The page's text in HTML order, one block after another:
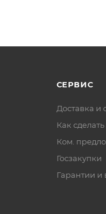
СЕРВИС
Доставка и
Как сделать
Ком.
Госзакупки
Гарантии и